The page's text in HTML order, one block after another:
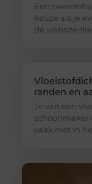
Een
keuze als je
de website die
randen en
Je wilt een
vaak niet in